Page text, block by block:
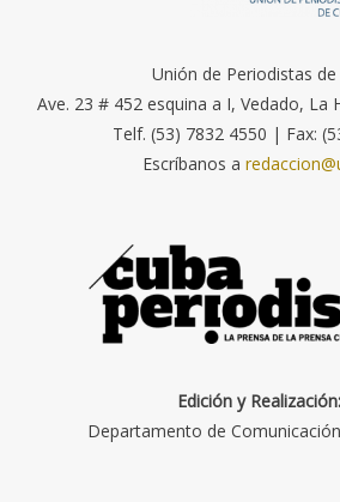
Unión de Periodistas de
Ave. 23 # 452 esquina a I, Vedado, La
Telf. (53) 7832 4550 | Fax:
Escríbanos a
Edición y Realización:
Departamento de